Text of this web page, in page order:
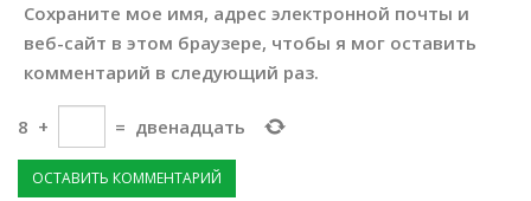
Сохраните мое имя, адрес электронной почты и
веб-сайт в этом браузере, чтобы я мог оставить
комментарий в следующий раз.
8 + = двенадцать